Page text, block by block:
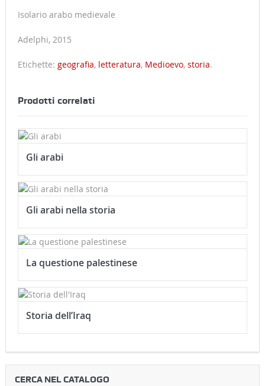
Isolario arabo medievale
Adelphi, 2015
Etichette: geografia, letteratura, Medioevo, storia.
Prodotti correlati
Gli arabi
Gli arabi nella storia
La questione palestinese
Storia dell’Iraq
CERCA NEL CATALOGO